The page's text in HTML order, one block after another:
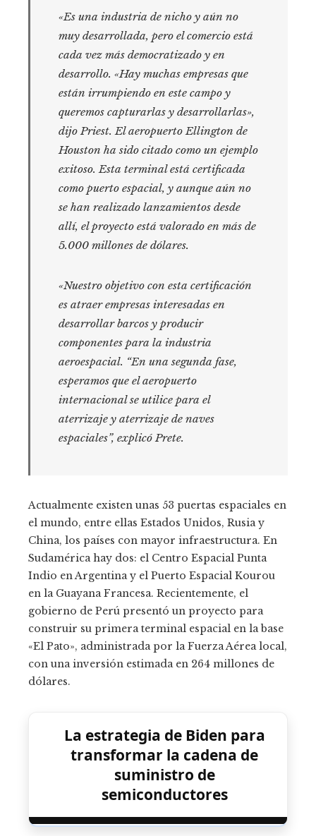
«Es una industria de nicho y aún no
muy desarrollada, pero el comercio está
cada vez más democratizado y en
desarrollo. «Hay muchas empresas que
están irrumpiendo en este campo y
queremos capturarlas y desarrollarlas»,
dijo Priest. El aeropuerto Ellington de
Houston ha sido citado como un ejemplo
exitoso. Esta terminal está certificada
como puerto espacial, y aunque aún no
se han realizado lanzamientos desde
allí, el proyecto está valorado en más de
5.000 millones de dólares.
«Nuestro objetivo con esta certificación
es atraer empresas interesadas en
desarrollar barcos y producir
componentes para la industria
aeroespacial. “En una segunda fase,
esperamos que el aeropuerto
internacional se utilice para el
aterrizaje y aterrizaje de naves
espaciales”, explicó Prete.
Actualmente existen unas 53 puertas espaciales en
el mundo, entre ellas Estados Unidos, Rusia y
China, los países con mayor infraestructura. En
Sudamérica hay dos: el Centro Espacial Punta
Indio en Argentina y el Puerto Espacial Kourou
en la Guayana Francesa. Recientemente, el
gobierno de Perú presentó un proyecto para
construir su primera terminal espacial en la base
«El Pato», administrada por la Fuerza Aérea local,
con una inversión estimada en 264 millones de
dólares.
La estrategia de Biden para
transformar la cadena de
suministro de
semiconductores